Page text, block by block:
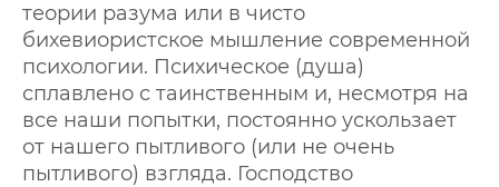
теории разума или в чисто
бихевиористское мышление современной
психологии. Психическое (душа)
сплавлено с таинственным и, несмотря на
все наши попытки, постоянно ускользает
от нашего пытливого (или не очень
пытливого) взгляда. Господство